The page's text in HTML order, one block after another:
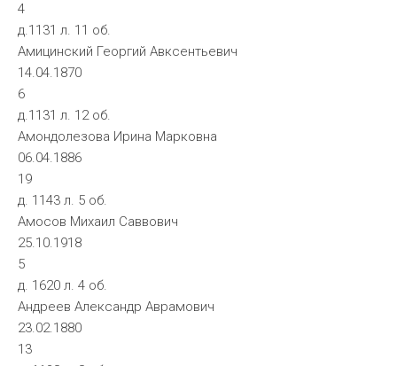
4
д.1131 л. 11 об.
Амицинский Георгий Авксентьевич
14.04.1870
6
д.1131 л. 12 об.
Амондолезова Ирина Марковна
06.04.1886
19
д. 1143 л. 5 об.
Амосов Михаил Саввович
25.10.1918
5
д. 1620 л. 4 об.
Андреев Александр Аврамович
23.02.1880
13